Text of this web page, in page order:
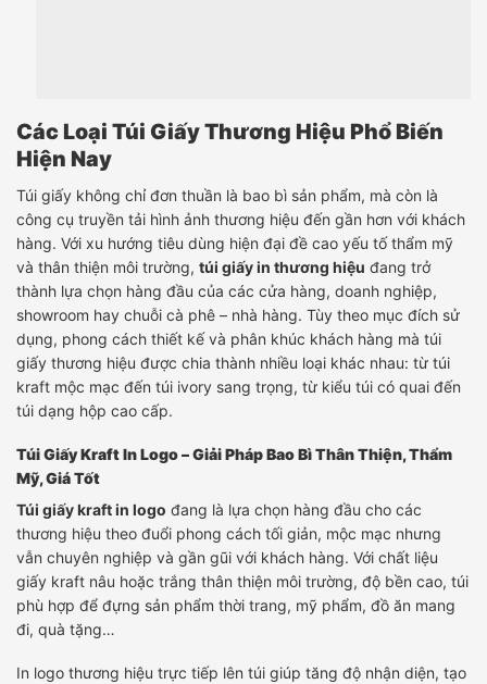
Các Loại Túi Giấy Thương Hiệu Phổ Biến
Hiện Nay
Túi giấy không chỉ đơn thuần là bao bì sản phẩm, mà còn là
công cụ truyền tải hình ảnh thương hiệu đến gần hơn với khách
hàng. Với xu hướng tiêu dùng hiện đại đề cao yếu tố thẩm mỹ
và thân thiện môi trường, túi giấy in thương hiệu đang trở
thành lựa chọn hàng đầu của các cửa hàng, doanh nghiệp,
showroom hay chuỗi cà phê – nhà hàng. Tùy theo mục đích sử
dụng, phong cách thiết kế và phân khúc khách hàng mà túi
giấy thương hiệu được chia thành nhiều loại khác nhau: từ túi
kraft mộc mạc đến túi ivory sang trọng, từ kiểu túi có quai đến
túi dạng hộp cao cấp.
Túi Giấy Kraft In Logo – Giải Pháp Bao Bì Thân Thiện, Thẩm
Mỹ, Giá Tốt
Túi giấy kraft in logo đang là lựa chọn hàng đầu cho các
thương hiệu theo đuổi phong cách tối giản, mộc mạc nhưng
vẫn chuyên nghiệp và gần gũi với khách hàng. Với chất liệu
giấy kraft nâu hoặc trắng thân thiện môi trường, độ bền cao, túi
phù hợp để đựng sản phẩm thời trang, mỹ phẩm, đồ ăn mang
đi, quà tặng…
In logo thương hiệu trực tiếp lên túi giúp tăng độ nhận diện, tạo